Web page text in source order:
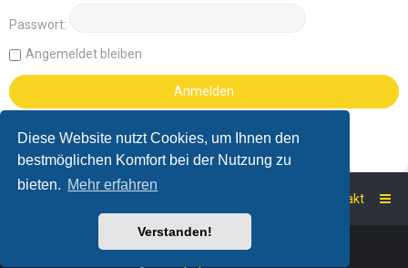
Diese Website nutzt Cookies, um Ihnen den
bestmöglichen Komfort bei der Nutzung zu
bieten. Mehr erfahren
Verstanden!
Passwort:
Angemeldet bleiben
Kontakt
phpBB™